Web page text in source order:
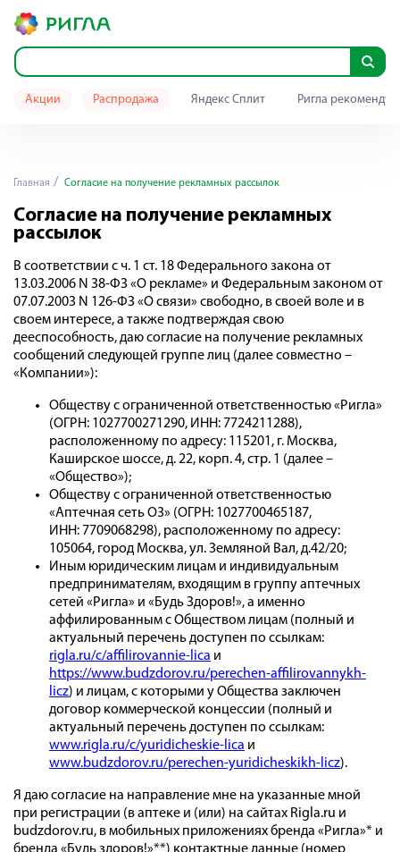
Акции Распродажа Яндекс Сплит Ригла
Главная Согласие на получение рекламных рассылок
Согласие на получение рекламных
рассылок
В соответствии с ч. 1 ст. 18 Федерального закона от
13.03.2006 N 38-ФЗ «О рекламе» и Федеральным законом от
07.07.2003 N 126-ФЗ «О связи» свободно, в своей воле и в
своем интересе, а также подтверждая свою
дееспособность, даю согласие на получение рекламных
сообщений следующей группе лиц (далее совместно –
«Компании»):
Обществу с ограниченной ответственностью «Ригла»
(ОГРН: 1027700271290, ИНН: 7724211288),
расположенному по адресу: 115201, г. Москва,
Каширское шоссе, д. 22, корп. 4, стр. 1 (далее –
«Общество»);
Обществу с ограниченной ответственностью
«Аптечная сеть О3» (ОГРН: 1027700465187,
ИНН: 7709068298), расположенному по адресу:
105064, город Москва, ул. Земляной Вал, д.42/20;
Иным юридическим лицам и индивидуальным
предпринимателям, входящим в группу аптечных
сетей «Ригла» и «Будь Здоров!», а именно
аффилированным с Обществом лицам (полный и
актуальный перечень доступен по ссылкам:
rigla.ru/c/affilirovannie-lica и
https://www.budzdorov.ru/perechen-affilirovannykh-
licz) и лицам, с которыми у Общества заключен
договор коммерческой концессии (полный и
актуальный перечень доступен по ссылкам:
www.rigla.ru/c/yuridicheskie-lica и
www.budzdorov.ru/perechen-yuridicheskikh-licz).
Я даю согласие на направление мне на указанные мной
при регистрации (в аптеке и (или) на сайтах Rigla.ru и
budzdorov.ru, в мобильных приложениях бренда «Ригла»* и